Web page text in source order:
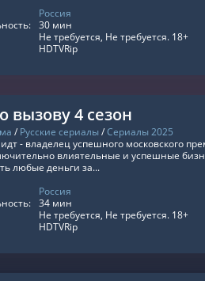
Россия
30 мин
Не требуется, Не требуется. 18+
HDTVRip
вызову 4 сезон
/ Русские сериалы/Сериалы 2025
- владелец успешного московского
влиятельные и успешные
любые деньги за...
Россия
34 мин
Не требуется, Не требуется. 18+
HDTVRip